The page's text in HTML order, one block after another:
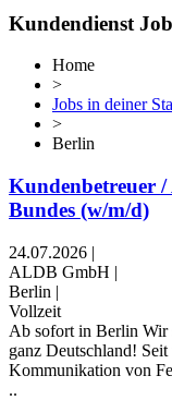
Kundendienst
Home
>
Jobs in deiner
>
Berlin
Kundenbetreuer /
Bundes (w/m/d)
24.07.2026 |
ALDB GmbH |
Berlin |
Vollzeit
Ab sofort in Berlin Wir
ganz Deutschland!
Kommunikation von
..